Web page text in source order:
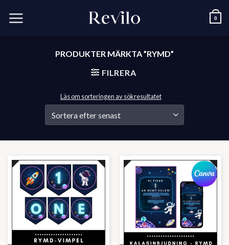
0
PRODUKTER MÄRKTA ”RYMD”
FILRERA
Läs om sorteringen av sökresultatet